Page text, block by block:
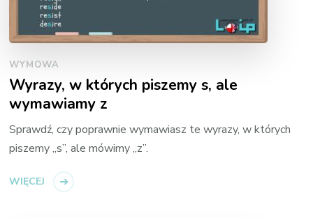
WYMOWA
Wyrazy, w których piszemy s, ale
wymawiamy z
Sprawdź, czy poprawnie wymawiasz te wyrazy, w których
piszemy „s”, ale mówimy „z”.
WIĘCEJ